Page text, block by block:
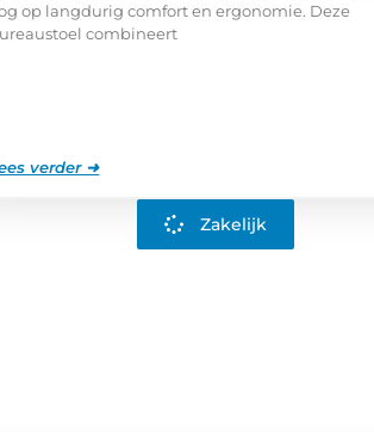
op langdurig comfort en ergonomie. Deze
combineert
verder ➜
Zakelijk